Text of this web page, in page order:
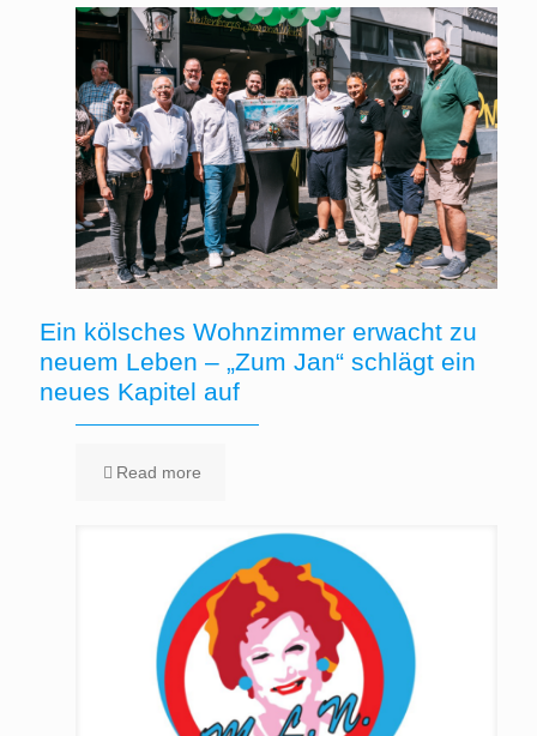
Ein kölsches Wohnzimmer erwacht zu
neuem Leben – „Zum Jan“ schlägt ein
neues Kapitel auf
Read more